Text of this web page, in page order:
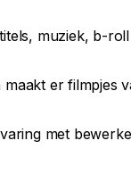
muziek, b-
er filmpjes
met